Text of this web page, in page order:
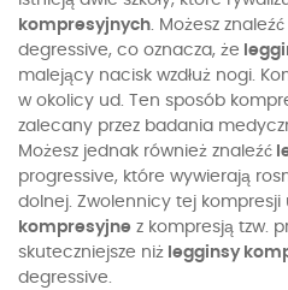
kompresyjnych. Możesz znaleźć
degressive, co oznacza, że
malejący nacisk wzdłuż nogi.
w okolicy ud. Ten sposób
zalecany przez badania
Możesz jednak również znaleźć
progressive, które wywierają
dolnej. Zwolennicy tej kompresji
kompresyjne z kompresją tzw.
skuteczniejsze niż legginsy
degressive.